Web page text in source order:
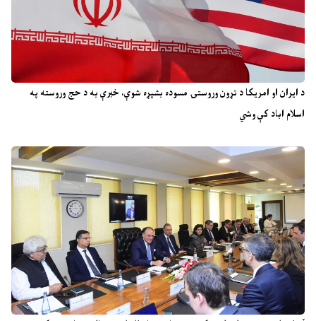
د ایران او امریکا د تړون وروستۍ مسوده بشپړه شوې، خبرې به د حج وروسته په
اسلام اباد کې وشي